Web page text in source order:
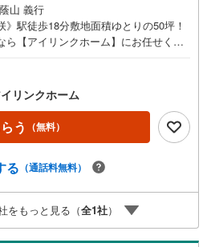
蔭山 義行
駅徒歩18分敷地面積ゆとりの50坪！
【アイリンクホーム】にお任せくだ
室収納小学校460mビックエー1100m□
催中!!□■□（※事前に必ずお問い合わせ
ス内容（所要時間）》・サクッと内
～）・じっくり内覧コース （60分
ース （90分～）・まずは住宅ロ
日にち:時間帯のご指定が可能です!!平
リンクホーム
う （無料）
る （通話料無料）
をもっと見る（全1社）